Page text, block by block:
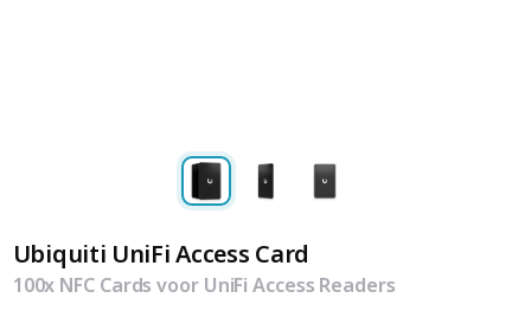
Ubiquiti UniFi Access Card
100x NFC Cards voor UniFi Access Readers